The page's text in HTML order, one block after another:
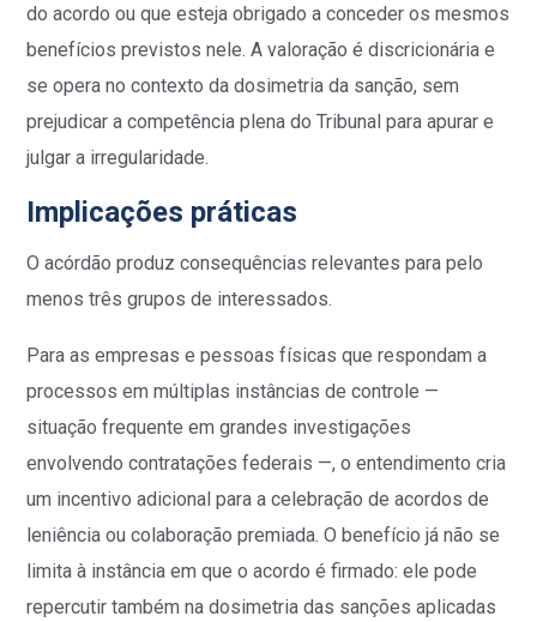
do acordo ou que esteja obrigado a conceder os mesmos
benefícios previstos nele. A valoração é discricionária e
se opera no contexto da dosimetria da sanção, sem
prejudicar a competência plena do Tribunal para apurar e
julgar a irregularidade.
Implicações práticas
O acórdão produz consequências relevantes para pelo
menos três grupos de interessados.
Para as empresas e pessoas físicas que respondam a
processos em múltiplas instâncias de controle —
situação frequente em grandes investigações
envolvendo contratações federais —, o entendimento cria
um incentivo adicional para a celebração de acordos de
leniência ou colaboração premiada. O benefício já não se
limita à instância em que o acordo é firmado: ele pode
repercutir também na dosimetria das sanções aplicadas